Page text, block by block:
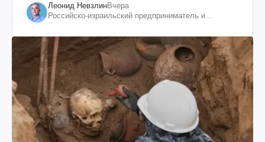
Леонид НевзлинВчера
Российско-израильский предприниматель и
"ЮКОСа"